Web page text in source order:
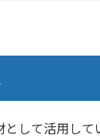
として活用し